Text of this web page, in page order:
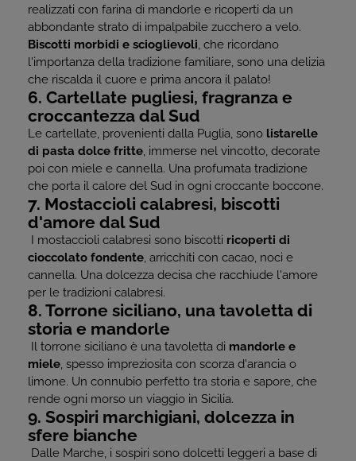
realizzati con farina di mandorle e ricoperti da un
abbondante strato di impalpabile zucchero a velo.
Biscotti morbidi e scioglievoli, che ricordano
l'importanza della tradizione familiare, sono una delizia
che riscalda il cuore e prima ancora il palato!
6. Cartellate pugliesi, fragranza e
croccantezza dal Sud
Le cartellate, provenienti dalla Puglia, sono listarelle
di pasta dolce fritte, immerse nel vincotto, decorate
poi con miele e cannella. Una profumata tradizione
che porta il calore del Sud in ogni croccante boccone.
7. Mostaccioli calabresi, biscotti
d'amore dal Sud
I mostaccioli calabresi sono biscotti ricoperti di
cioccolato fondente, arricchiti con cacao, noci e
cannella. Una dolcezza decisa che racchiude l'amore
per le tradizioni calabresi.
8. Torrone siciliano, una tavoletta di
storia e mandorle
Il torrone siciliano è una tavoletta di mandorle e
miele, spesso impreziosita con scorza d'arancia o
limone. Un connubio perfetto tra storia e sapore, che
rende ogni morso un viaggio in Sicilia.
9. Sospiri marchigiani, dolcezza in
sfere bianche
Dalle Marche, i sospiri sono dolcetti leggeri a base di